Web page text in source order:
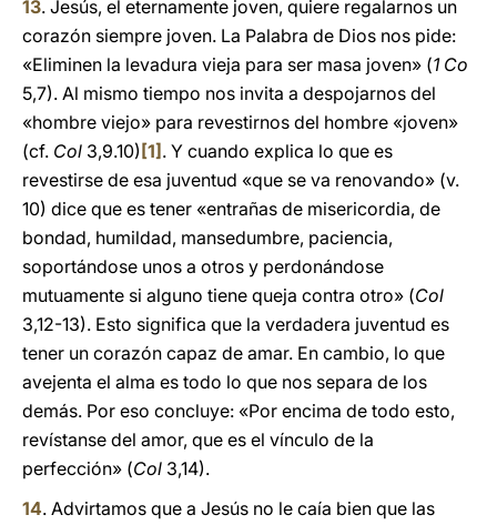
13. Jesús, el eternamente joven, quiere regalarnos un
corazón siempre joven. La Palabra de Dios nos pide:
«Eliminen la levadura vieja para ser masa joven» (1 Co
5,7). Al mismo tiempo nos invita a despojarnos del
«hombre viejo» para revestirnos del hombre «joven»
(cf. Col 3,9.10) [1] . Y cuando explica lo que es
revestirse de esa juventud «que se va renovando» (v.
10) dice que es tener «entrañas de misericordia, de
bondad, humildad, mansedumbre, paciencia,
soportándose unos a otros y perdonándose
mutuamente si alguno tiene queja contra otro» (Col
3,12-13). Esto significa que la verdadera juventud es
tener un corazón capaz de amar. En cambio, lo que
avejenta el alma es todo lo que nos separa de los
demás. Por eso concluye: «Por encima de todo esto,
revístanse del amor, que es el vínculo de la
perfección» (Col 3,14).
14. Advirtamos que a Jesús no le caía bien que las